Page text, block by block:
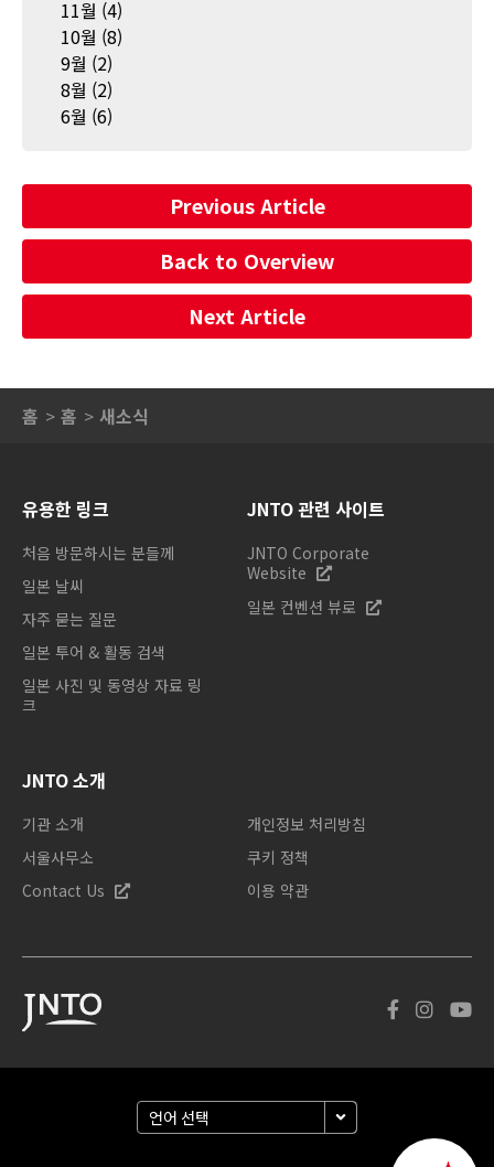
11월 (4)
10월 (8)
9월 (2)
8월 (2)
6월 (6)
Previous Article
Back to Overview
Next Article
홈 홈 새소식
유용한 링크
처음 방문하시는 분들께
일본 날씨
자주 묻는 질문
일본 투어 & 활동 검색
일본 사진 및 동영상 자료 링
크
JNTO 관련 사이트
JNTO Corporate
Website
일본 컨벤션 뷰로
JNTO 소개
기관 소개
서울사무소
Contact Us
개인정보 처리방침
쿠키 정책
이용 약관